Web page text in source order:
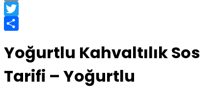
Email
Twitter
Yoğurtlu Kahvaltılık Sos
Tarifi – Yoğurtlu